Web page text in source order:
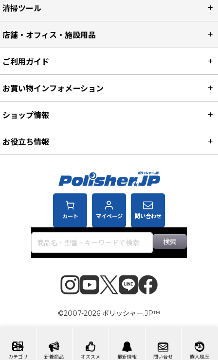
カテゴリ 新着商品 オススメ 最新情報 問い合せ 購入履歴
清掃ツール
店舗・オフィス・施設用品
カート マイページ 問い合わせ
検索
ご利用ガイド
お買い物インフォメーション
ショップ情報
お役立ち情報
©2007-2026 ポリッシャー.JP™